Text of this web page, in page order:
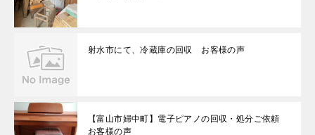
射水市にて、冷蔵庫の回収 お客様の声
【富山市婦中町】電子ピアノの回収・処分ご依頼
お客様の声